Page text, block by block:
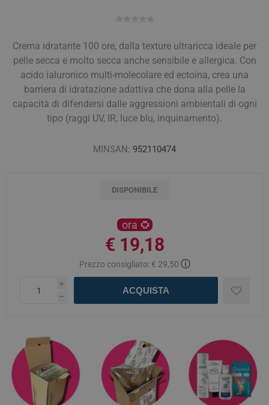
Crema idratante 100 ore, dalla texture ultraricca ideale per
pelle secca e molto secca anche sensibile e allergica. Con
acido ialuronico multi-molecolare ed ectoina, crea una
barriera di idratazione adattiva che dona alla pelle la
capacità di difendersi dalle aggressioni ambientali di ogni
tipo (raggi UV, IR, luce blu, inquinamento).
MINSAN: 952110474
DISPONIBILE
ora
€ 19,18
Prezzo consigliato: € 29,50 ⓘ
i
h
ACQUISTA